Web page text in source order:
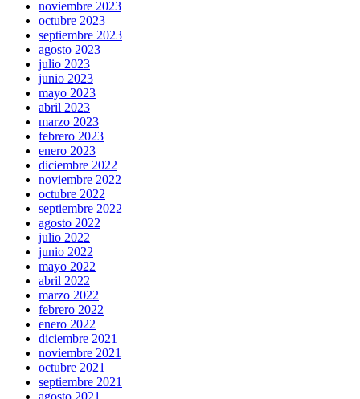
noviembre 2023
octubre 2023
septiembre 2023
agosto 2023
julio 2023
junio 2023
mayo 2023
abril 2023
marzo 2023
febrero 2023
enero 2023
diciembre 2022
noviembre 2022
octubre 2022
septiembre 2022
agosto 2022
julio 2022
junio 2022
mayo 2022
abril 2022
marzo 2022
febrero 2022
enero 2022
diciembre 2021
noviembre 2021
octubre 2021
septiembre 2021